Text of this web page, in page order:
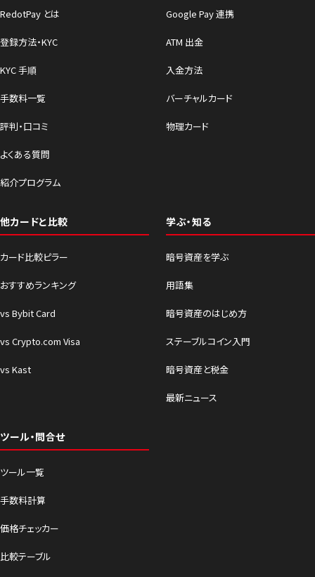
RedotPay とは
登録方法・KYC
KYC 手順
手数料一覧
評判・口コミ
よくある質問
紹介プログラム
Google Pay 連携
ATM 出金
入金方法
バーチャルカード
物理カード
他カードと比較
カード比較ピラー
おすすめランキング
vs Bybit Card
vs Crypto.com Visa
vs Kast
学ぶ・知る
暗号資産を学ぶ
用語集
暗号資産のはじめ方
ステーブルコイン入門
暗号資産と税金
最新ニュース
ツール・問合せ
ツール一覧
手数料計算
価格チェッカー
比較テーブル